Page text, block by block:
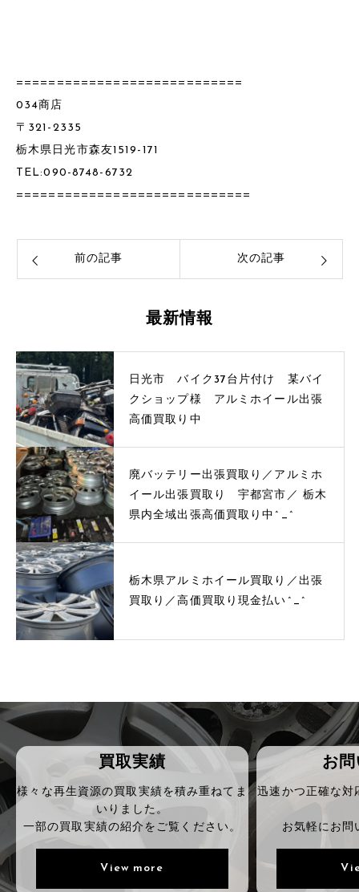
============================
034商店
〒321-2335
栃木県日光市森友1519-171
TEL:090-8748-6732
=============================
前の記事 次の記事
最新情報
日光市 バイク37台片付け 某バイ
クショップ様 アルミホイール出張
高価買取り中
廃バッテリー出張買取り／アルミホ
イール出張買取り 宇都宮市／ 栃木
県内全域出張高価買取り中^_^
栃木県アルミホイール買取り／出張
買取り／高価買取り現金払い^_^
買取実績
様々な再生資源の買取実績を積み重ねてま
いりました。
一部の買取実績の紹介をご覧ください。
View more
お
迅速かつ正確な対
お気軽にお問